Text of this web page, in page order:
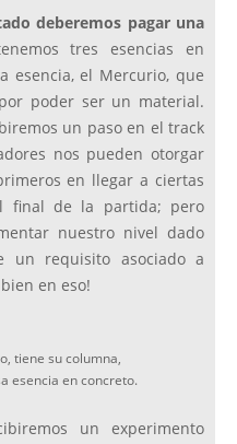
deberemos pagar una
tres esencias en
esencia, el Mercurio, que
poder ser un material.
un paso en el track
nos pueden otorgar
en llegar a ciertas
final de la partida; pero
nuestro nivel dado
un requisito asociado a
en eso!
tiene su columna,
esencia en concreto.
un experimento